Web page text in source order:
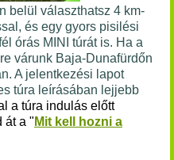
belül választhatsz 4 km-
és egy gyors pisilési
órás MINI túrát is. Ha a
várunk Baja-Dunafürdőn
A jelentkezési lapot
túra leírásában lejjebb
a túra indulás előtt
át a " Mit kell hozni a